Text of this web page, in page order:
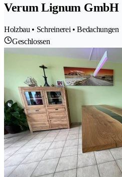
Verum Lignum GmbH
Holzbau • Schreinerei • Bedachungen
Geschlossen